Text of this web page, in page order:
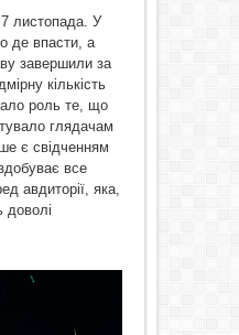
листопада. У
де впасти, а
завершили за
кількість
роль те, що
глядачам
є свідченням
все
авдиторії, яка,
доволі